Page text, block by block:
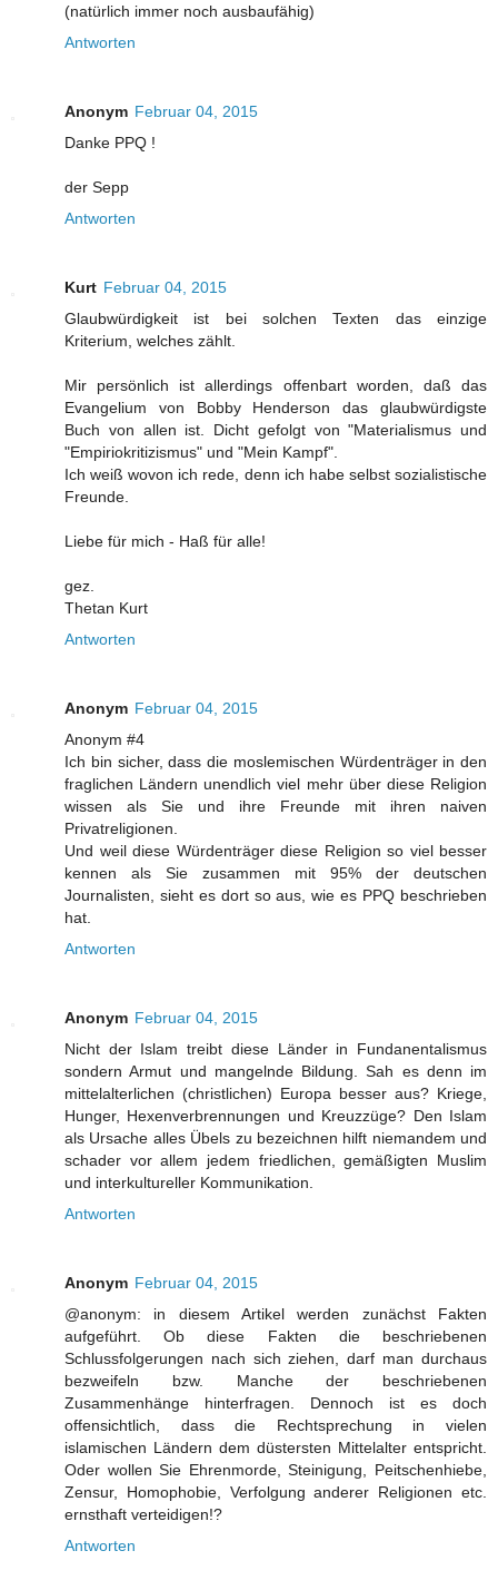
(natürlich immer noch ausbaufähig)
Antworten
Anonym Februar 04, 2015
Danke PPQ !
der Sepp
Antworten
Kurt Februar 04, 2015
Glaubwürdigkeit ist bei solchen Texten das einzige
Kriterium, welches zählt.
Mir persönlich ist allerdings offenbart worden, daß das
Evangelium von Bobby Henderson das glaubwürdigste
Buch von allen ist. Dicht gefolgt von "Materialismus und
"Empiriokritizismus" und "Mein Kampf".
Ich weiß wovon ich rede, denn ich habe selbst sozialistische
Freunde.
Liebe für mich - Haß für alle!
gez.
Thetan Kurt
Antworten
Anonym Februar 04, 2015
Anonym #4
Ich bin sicher, dass die moslemischen Würdenträger in den
fraglichen Ländern unendlich viel mehr über diese Religion
wissen als Sie und ihre Freunde mit ihren naiven
Privatreligionen.
Und weil diese Würdenträger diese Religion so viel besser
kennen als Sie zusammen mit 95% der deutschen
Journalisten, sieht es dort so aus, wie es PPQ beschrieben
hat.
Antworten
Anonym Februar 04, 2015
Nicht der Islam treibt diese Länder in Fundanentalismus
sondern Armut und mangelnde Bildung. Sah es denn im
mittelalterlichen (christlichen) Europa besser aus? Kriege,
Hunger, Hexenverbrennungen und Kreuzzüge? Den Islam
als Ursache alles Übels zu bezeichnen hilft niemandem und
schader vor allem jedem friedlichen, gemäßigten Muslim
und interkultureller Kommunikation.
Antworten
Anonym Februar 04, 2015
@anonym: in diesem Artikel werden zunächst Fakten
aufgeführt. Ob diese Fakten die beschriebenen
Schlussfolgerungen nach sich ziehen, darf man durchaus
bezweifeln bzw. Manche der beschriebenen
Zusammenhänge hinterfragen. Dennoch ist es doch
offensichtlich, dass die Rechtsprechung in vielen
islamischen Ländern dem düstersten Mittelalter entspricht.
Oder wollen Sie Ehrenmorde, Steinigung, Peitschenhiebe,
Zensur, Homophobie, Verfolgung anderer Religionen etc.
ernsthaft verteidigen!?
Antworten